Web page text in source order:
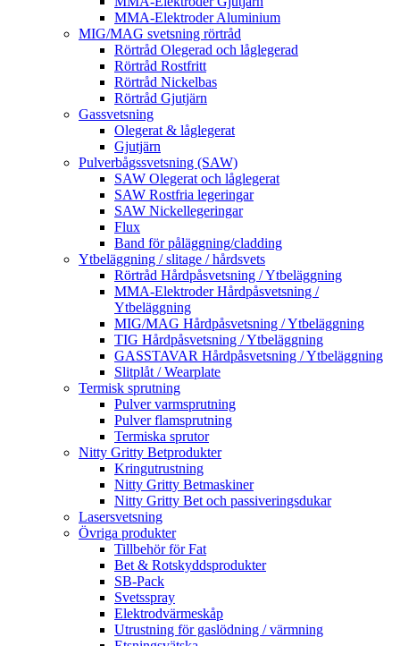
MMA-Elektroder Aluminium
MIG/MAG svetsning rörtråd
Rörtråd Olegerad och låglegerad
Rörtråd Rostfritt
Rörtråd Nickelbas
Rörtråd Gjutjärn
Gassvetsning
Olegerat & låglegerat
Gjutjärn
Pulverbågssvetsning (SAW)
SAW Olegerat och låglegerat
SAW Rostfria legeringar
SAW Nickellegeringar
Flux
Band för påläggning/cladding
Ytbeläggning / slitage / hårdsvets
Rörtråd Hårdpåsvetsning / Ytbeläggning
MMA-Elektroder Hårdpåsvetsning /
Ytbeläggning
MIG/MAG Hårdpåsvetsning / Ytbeläggning
TIG Hårdpåsvetsning / Ytbeläggning
GASSTAVAR Hårdpåsvetsning / Ytbeläggning
Slitplåt / Wearplate
Termisk sprutning
Pulver varmsprutning
Pulver flamsprutning
Termiska sprutor
Nitty Gritty Betprodukter
Kringutrustning
Nitty Gritty Betmaskiner
Nitty Gritty Bet och passiveringsdukar
Lasersvetsning
Övriga produkter
Tillbehör för Fat
Bet & Rotskyddsprodukter
SB-Pack
Svetsspray
Elektrodvärmeskåp
Utrustning för gaslödning / värmning